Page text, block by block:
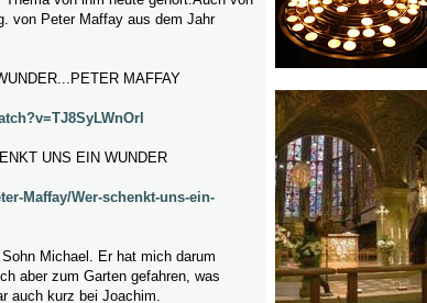
von Peter Maffay aus dem Jahr
MAFFAY
UNS EIN WUNDER
Maffay/Wer-schenkt-uns-ein-
Michael. Er hat mich darum
aber zum Garten gefahren, was
auch kurz bei Joachim.